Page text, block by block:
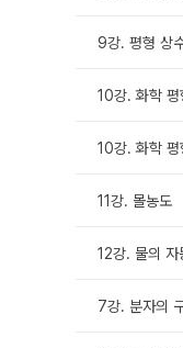
9강. 평형 상
10강. 화학 평
10강. 화학
11강. 몰농도
12강. 물의
7강. 분자의